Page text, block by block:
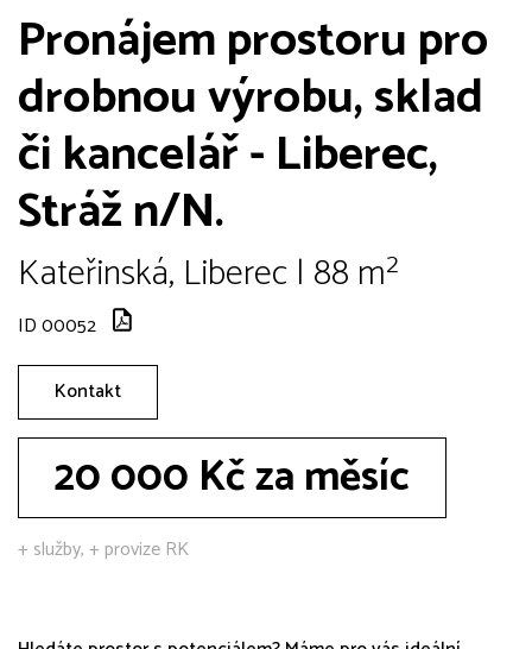
Pronájem prostoru pro
drobnou výrobu, sklad
či kancelář - Liberec,
Stráž n/N.
Kateřinská, Liberec | 88 m²
ID 00052
Kontakt
20 000 Kč za měsíc
+ služby, + provize RK